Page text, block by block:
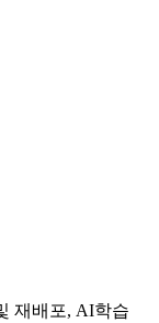
재배포, AI학습